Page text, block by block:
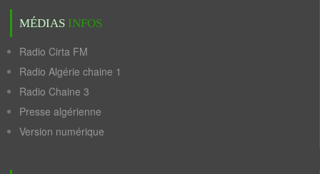
MÉDIAS INFOS
Radio Cirta FM
Radio Algérie chaine 1
Radio Chaine 3
Presse algérienne
Version numérique